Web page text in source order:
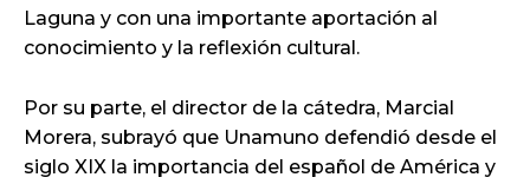
Laguna y con una importante aportación al
conocimiento y la reflexión cultural.
Por su parte, el director de la cátedra, Marcial
Morera, subrayó que Unamuno defendió desde el
siglo XIX la importancia del español de América y